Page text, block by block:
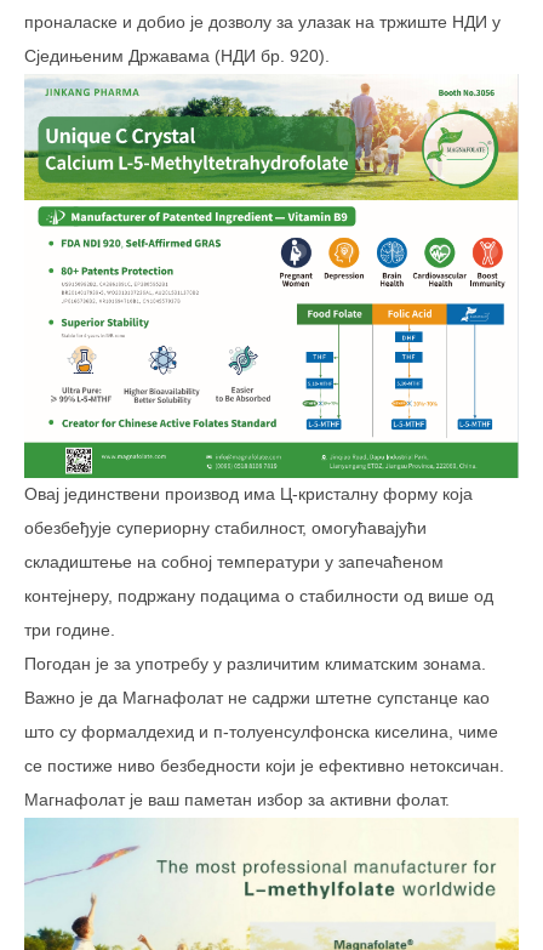
проналаске и добио је дозволу за улазак на тржиште НДИ у
Сједињеним Државама (НДИ бр. 920).
Овај јединствени производ има Ц-кристалну форму која
обезбеђује супериорну стабилност, омогућавајући
складиштење на собној температури у запечаћеном
контејнеру, подржану подацима о стабилности од више од
три године.
Погодан је за употребу у различитим климатским зонама.
Важно је да Магнафолат не садржи штетне супстанце као
што су формалдехид и п-толуенсулфонска киселина, чиме
се постиже ниво безбедности који је ефективно нетоксичан.
Магнафолат је ваш паметан избор за активни фолат.